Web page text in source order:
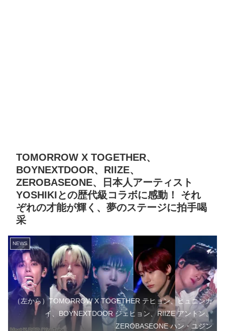
TOMORROW X TOGETHER、
BOYNEXTDOOR、RIIZE、
ZEROBASEONE、日本人アーティスト
YOSHIKIとの歴代級コラボに感動！ それ
ぞれの才能が輝く、夢のステージに拍手喝
采
NEWS
（左から）TOMORROW X TOGETHER テヒョン、ヒュニンカ
イ、BOYNEXTDOOR ジェヒョン、RIIZE アントン、
ZEROBASEONE ハン・ユジン